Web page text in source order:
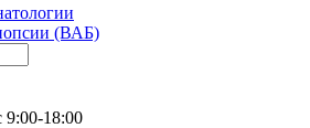
(ВАБ)
9:00-18:00